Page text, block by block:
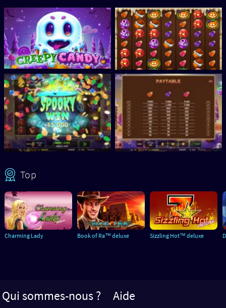
Top
Charming Lady Book of Ra™ deluxe Sizzling Hot™ deluxe
Qui sommes-nous ? Aide